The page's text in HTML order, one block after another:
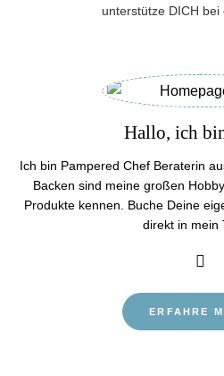
unterstütze DICH bei
Hallo, ich
Ich bin Pampered Chef Beraterin
Backen sind meine großen
Produkte kennen. Buche Deine
direkt in mein
ERFAHRE